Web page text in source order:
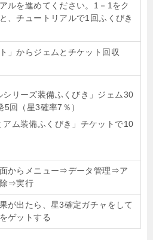
ルを進めてください。1－1をク
、チュートリアルで1回ふくびき
ト」からジェムとチケット回収
シリーズ装備ふくびき」ジェム30
5回（星3確率7％）
アム装備ふくびき」チケットで10
からメニュー⇒データ管理⇒ア
⇒実行
が出たら、星3確定ガチャをして
ゲットする